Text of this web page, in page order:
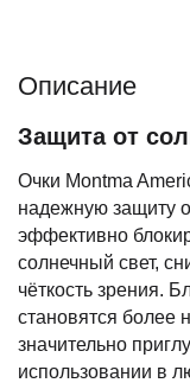
Описание
Защита от
Очки Montma
надежную защиту
эффективно
солнечный свет,
чёткость зрения.
становятся более
значительно
использовании в